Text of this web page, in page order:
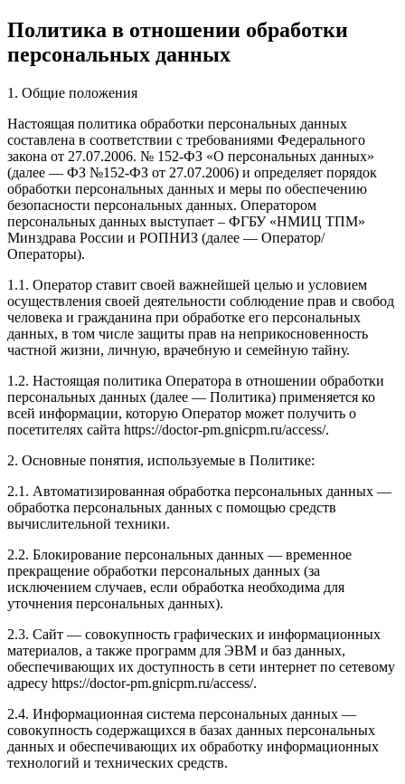
Политика в отношении обработки
персональных данных
1. Общие положения
Настоящая политика обработки персональных данных
составлена в соответствии с требованиями Федерального
закона от 27.07.2006. № 152-ФЗ «О персональных данных»
(далее — ФЗ №152-ФЗ от 27.07.2006) и определяет порядок
обработки персональных данных и меры по обеспечению
безопасности персональных данных. Оператором
персональных данных выступает – ФГБУ «НМИЦ ТПМ»
Минздрава России и РОПНИЗ (далее — Оператор/
Операторы).
1.1. Оператор ставит своей важнейшей целью и условием
осуществления своей деятельности соблюдение прав и свобод
человека и гражданина при обработке его персональных
данных, в том числе защиты прав на неприкосновенность
частной жизни, личную, врачебную и семейную тайну.
1.2. Настоящая политика Оператора в отношении обработки
персональных данных (далее — Политика) применяется ко
всей информации, которую Оператор может получить о
посетителях сайта https://doctor-pm.gnicpm.ru/access/.
2. Основные понятия, используемые в Политике:
2.1. Автоматизированная обработка персональных данных —
обработка персональных данных с помощью средств
вычислительной техники.
2.2. Блокирование персональных данных — временное
прекращение обработки персональных данных (за
исключением случаев, если обработка необходима для
уточнения персональных данных).
2.3. Сайт — совокупность графических и информационных
материалов, а также программ для ЭВМ и баз данных,
обеспечивающих их доступность в сети интернет по сетевому
адресу https://doctor-pm.gnicpm.ru/access/.
2.4. Информационная система персональных данных —
совокупность содержащихся в базах данных персональных
данных и обеспечивающих их обработку информационных
технологий и технических средств.